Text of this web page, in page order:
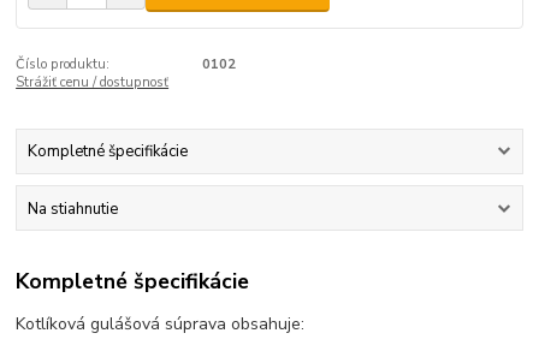
Číslo produktu:
0102
Strážiť cenu / dostupnosť
Kompletné špecifikácie
Na stiahnutie
Kompletné špecifikácie
Kotlíková gulášová súprava obsahuje: